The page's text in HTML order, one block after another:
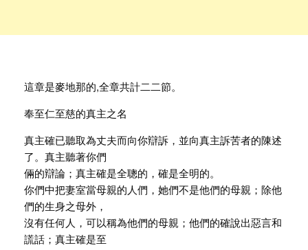
這章是麥地那的,全章共計二二節。
奉至仁至慈的真主之名
真主確已聽取為丈夫而向你辯訴，並向真主訴苦者的陳述
了。真主聽著你們
倆的辯論；真主確是全聰的，確是全明的。
你們中把妻室當母親的人們，她們不是他們的母親；除他
們的生身之母外，
沒有任何人，可以稱為他們的母親；他們的確說出惡言和
謊話；真主確是至